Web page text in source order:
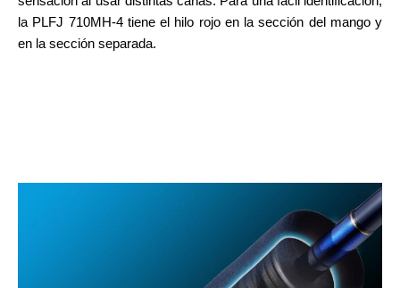
la PLFJ 710MH-4 tiene el hilo rojo en la sección del mango y
en la sección separada.